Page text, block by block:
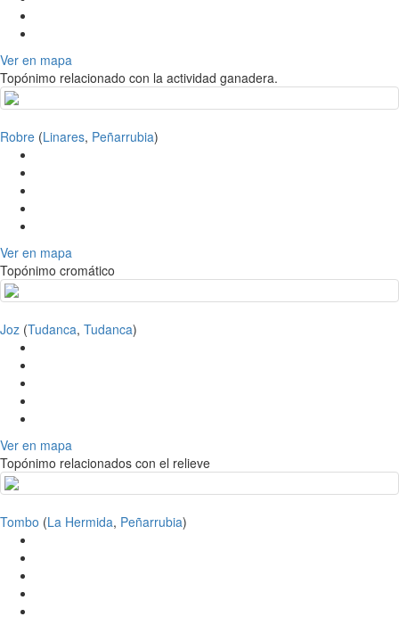
Ver en mapa
Topónimo relacionado con la actividad ganadera.
Robre (Linares, Peñarrubia)
Ver en mapa
Topónimo cromático
Joz (Tudanca, Tudanca)
Ver en mapa
Topónimo relacionados con el relieve
Tombo (La Hermida, Peñarrubia)